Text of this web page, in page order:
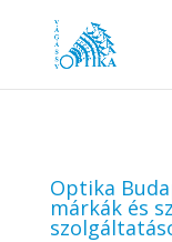
Optika
márkák és